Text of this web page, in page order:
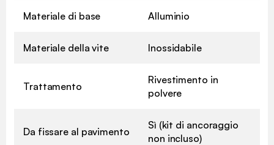
Materiale di base Alluminio
Materiale della vite Inossidabile
Trattamento
Rivestimento in
polvere
Da fissare al pavimento
Sì (kit di ancoraggio
non incluso)